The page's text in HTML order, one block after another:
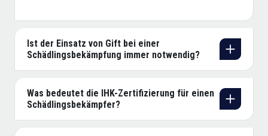
Ist der Einsatz von Gift bei einer
Schädlingsbekämpfung immer notwendig?
Was bedeutet die IHK-Zertifizierung für einen
Schädlingsbekämpfer?